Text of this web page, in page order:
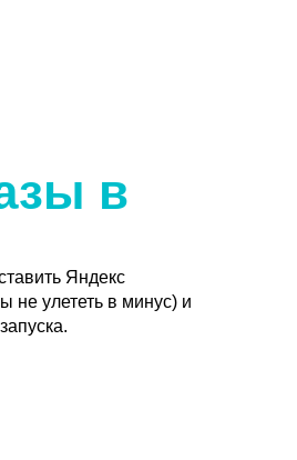
в
Яндекс
не улететь в минус) и